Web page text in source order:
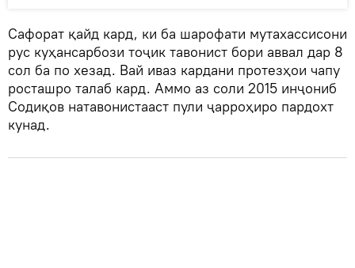
Сафорат қайд кард, ки ба шарофати мутахассисони
рус куҳансарбози тоҷик тавонист бори аввал дар 8
сол ба по хезад. Вай иваз кардани протезҳои чапу
росташро талаб кард. Аммо аз соли 2015 инҷониб
Содиқов натавонистааст пули ҷарроҳиро пардохт
кунад.